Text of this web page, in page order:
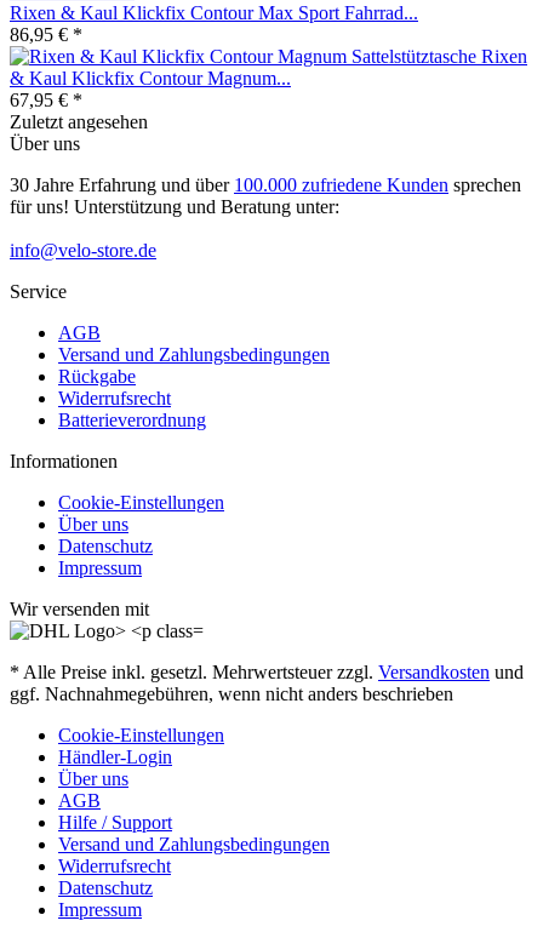
Rixen & Kaul Klickfix Contour Max Sport Fahrrad...
86,95 € *
Rixen
& Kaul Klickfix Contour Magnum...
67,95 € *
Zuletzt angesehen
Über uns
30 Jahre Erfahrung und über 100.000 zufriedene Kunden sprechen
für uns! Unterstützung und Beratung unter:
info@velo-store.de
Service
AGB
Versand und Zahlungsbedingungen
Rückgabe
Widerrufsrecht
Batterieverordnung
Informationen
Cookie-Einstellungen
Über uns
Datenschutz
Impressum
Wir versenden mit
* Alle Preise inkl. gesetzl. Mehrwertsteuer zzgl. Versandkosten und
ggf. Nachnahmegebühren, wenn nicht anders beschrieben
Cookie-Einstellungen
Händler-Login
Über uns
AGB
Hilfe / Support
Versand und Zahlungsbedingungen
Widerrufsrecht
Datenschutz
Impressum